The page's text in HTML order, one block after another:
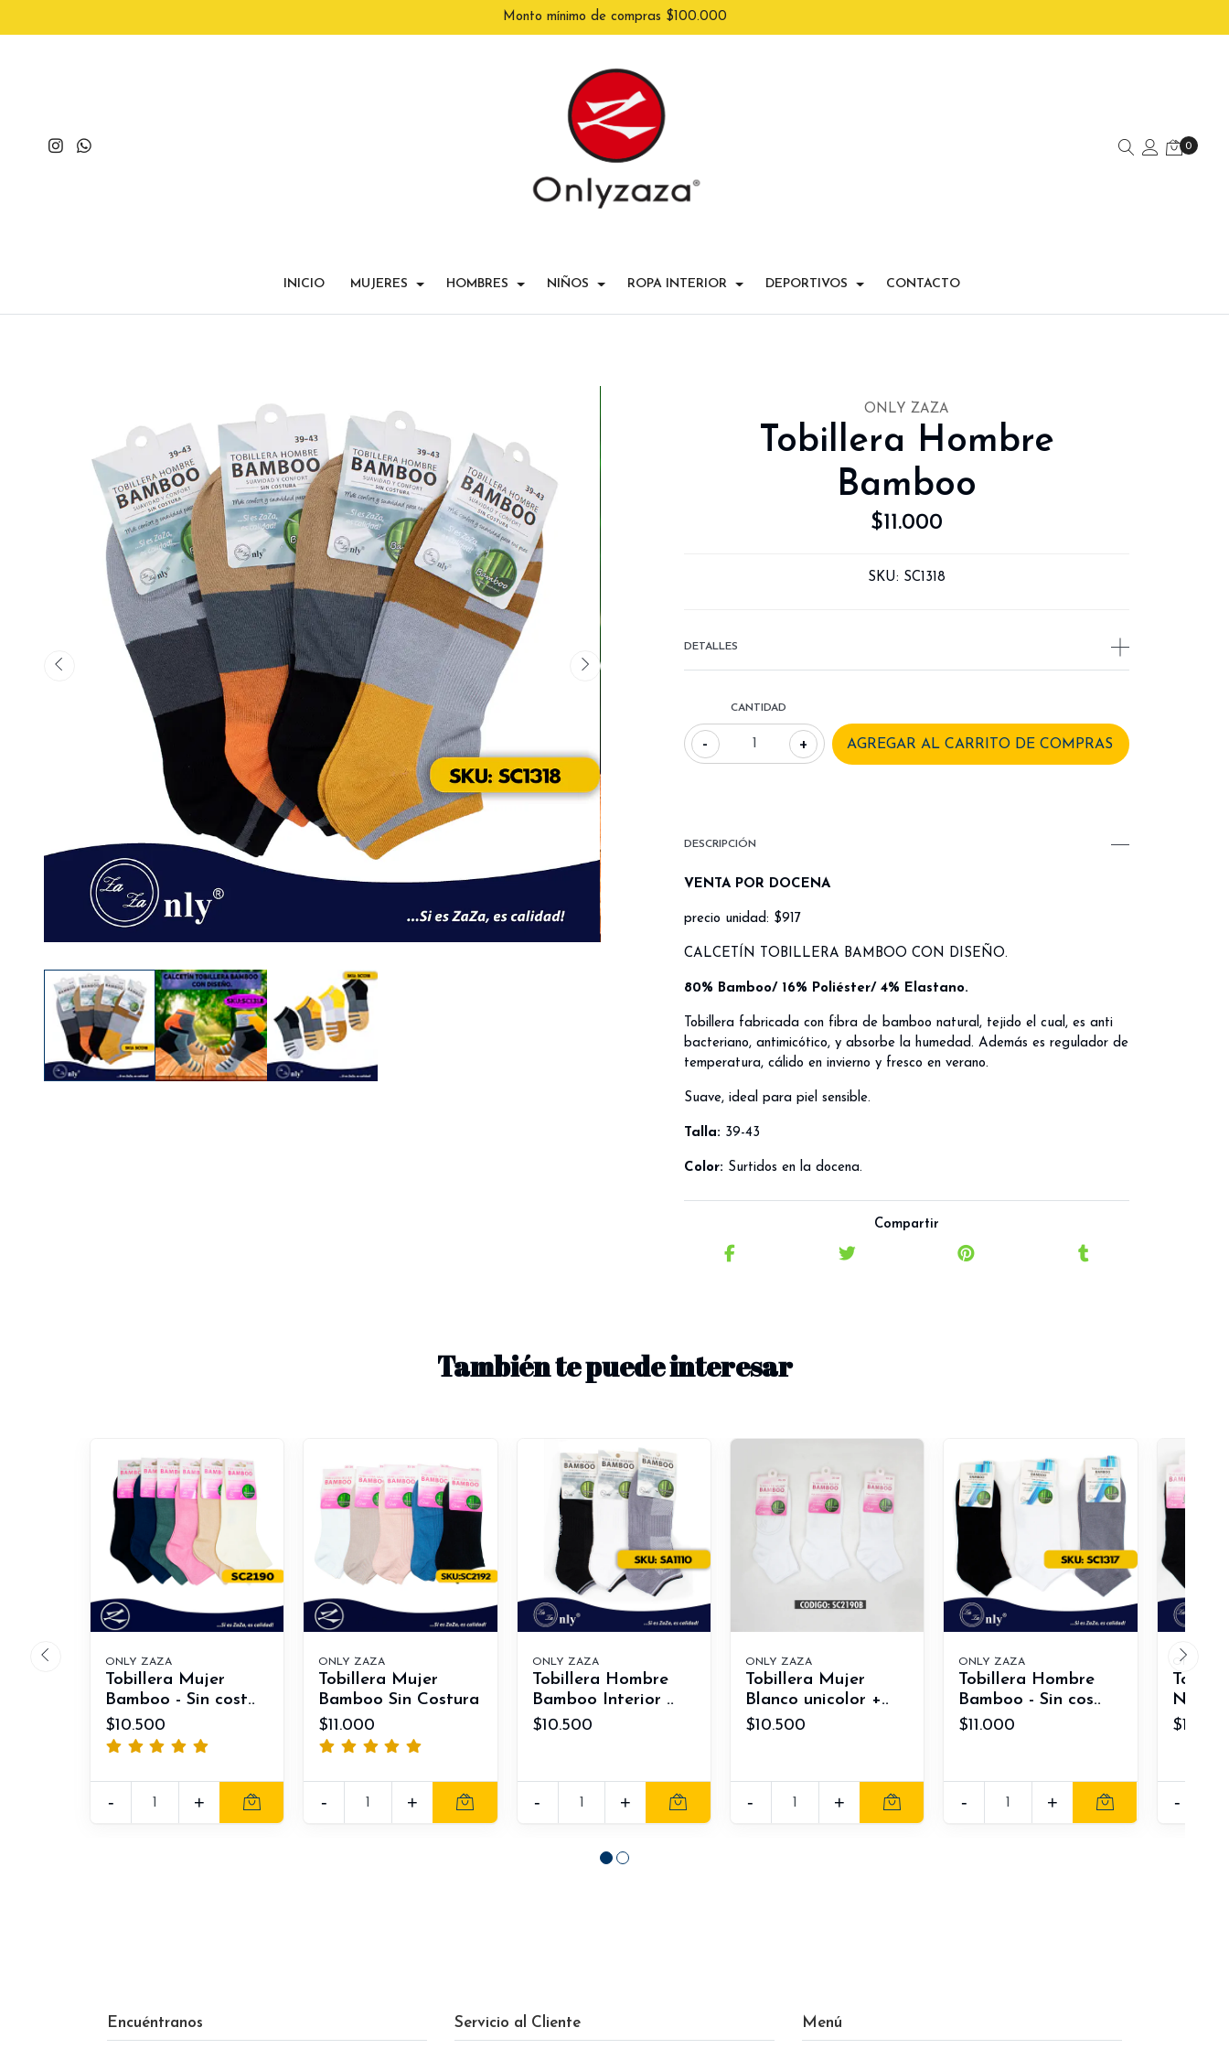
Monto mínimo de compras $100.000
0
INICIO MUJERES HOMBRES NIÑOS ROPA INTERIOR DEPORTIVOS CONTACTO
ONLY ZAZA
Tobillera Hombre
Bamboo
$11.000
SKU: SC1318
DETALLES
CANTIDAD
- +
DESCRIPCIÓN
VENTA POR DOCENA
precio unidad: $917
CALCETÍN TOBILLERA BAMBOO CON DISEÑO.
80% Bamboo/ 16% Poliéster/ 4% Elastano.
Tobillera fabricada con fibra de bamboo natural, tejido el cual, es anti
bacteriano, antimicótico, y absorbe la humedad. Además es regulador de
temperatura, cálido en invierno y fresco en verano.
Suave, ideal para piel sensible.
Talla: 39-43
Color: Surtidos en la docena.
Compartir
También te puede interesar
ONLY ZAZA
Tobillera Mujer
Bamboo - Sin cost..
$10.500
- +
ONLY ZAZA
Tobillera Mujer
Bamboo Sin Costura
$11.000
- +
ONLY ZAZA
Tobillera Hombre
Bamboo Interior ..
$10.500
- +
ONLY ZAZA
Tobillera Mujer
Blanco unicolor +..
$10.500
- +
ONLY ZAZA
Tobillera Hombre
Bamboo - Sin cos..
$11.000
- +
ONLY
Negro
-
Encuéntranos Servicio al Cliente Menú